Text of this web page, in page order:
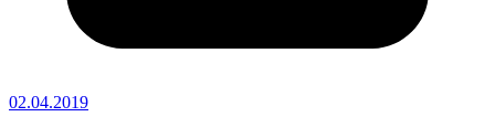
02.04.2019